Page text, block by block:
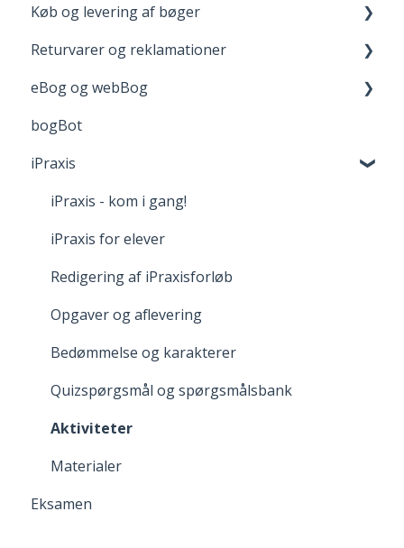
boost
FGU - pædagogiske værktøjer
Your Materials on praxisOnline
Help with Technical Issues
Opret bruger og login
Når du handler
Køb og levering af bøger
Levering
Adgang til digitale materialer
Returvarer og reklamationer
Returnering
Reklamation
Fortrydelsesret
eBog og webBog
Kom godt i gang med webBogen
bogBot
iPraxis
iPraxis - kom i gang!
iPraxis for elever
Redigering af iPraxisforløb
Opgaver og aflevering
Bedømmelse og karakterer
Quizspørgsmål og spørgsmålsbank
Aktiviteter
Materialer
Eksamen